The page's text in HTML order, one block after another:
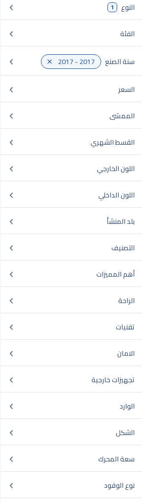
النوع 1
الفئة
سنة الصنع 2017 - 2017
السعر
الممشى
القسط الشهري
اللون الخارجي
اللون الداخلي
بلد المنشأ
التصنيف
أهم المميزات
الراحة
تقنيات
الامان
تجهيزات خارجية
الوارد
الشكل
سعة المحرك
نوع الوقود